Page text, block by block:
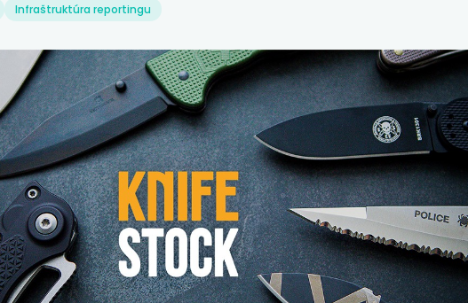
Infraštruktúra reportingu